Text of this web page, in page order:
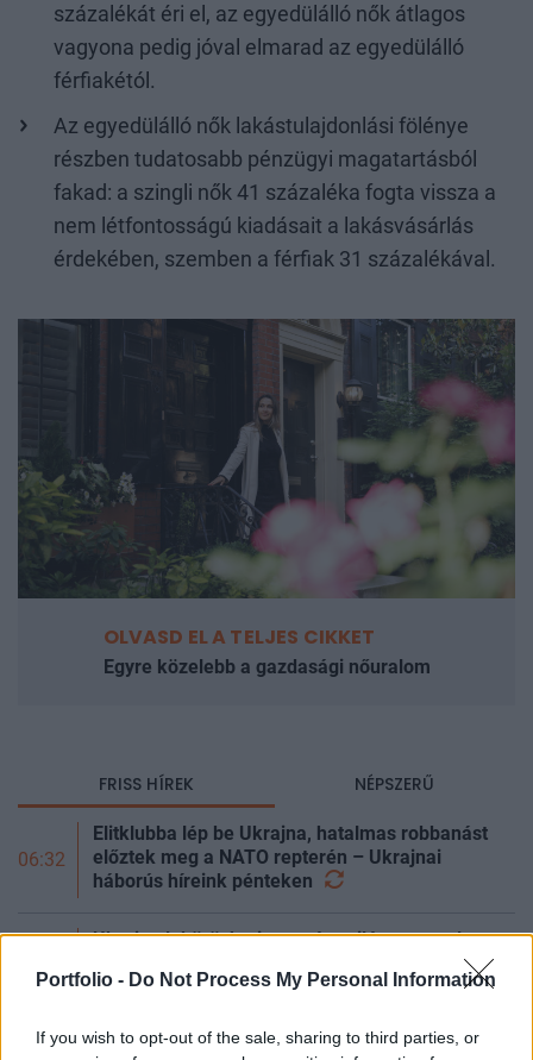
Portfolio - Do Not Process My Personal Information
If you wish to opt-out of the sale, sharing to third parties, or
százalékát éri el, az egyedülálló nők átlagos
vagyona pedig jóval elmarad az egyedülálló
férfiakétól.
Az egyedülálló nők lakástulajdonlási fölénye
részben tudatosabb pénzügyi magatartásból
fakad: a szingli nők 41 százaléka fogta vissza a
nem létfontosságú kiadásait a lakásvásárlás
érdekében, szemben a férfiak 31 százalékával.
OLVASD EL A TELJES CIKKET
Egyre közelebb a gazdasági nőuralom
FRISS HÍREK NÉPSZERŰ
06:32
Elitklubba lép be Ukrajna, hatalmas robbanást
előztek meg a NATO repterén – Ukrajnai
háborús híreink pénteken
Ukrajna lekörözheti az egész világot egyetlen
06:30
pénteken jön az első a négy kritikus jelből